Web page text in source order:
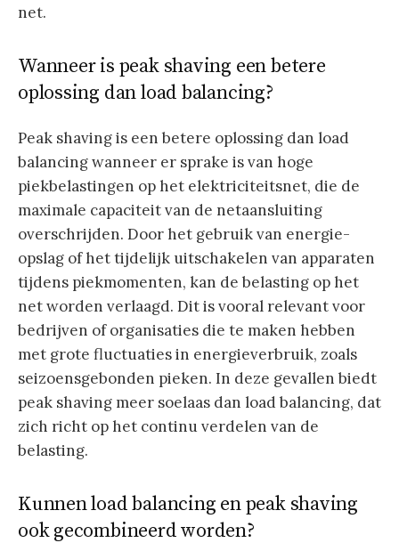
net.
Wanneer is peak shaving een betere
oplossing dan load balancing?
Peak shaving is een betere oplossing dan load
balancing wanneer er sprake is van hoge
piekbelastingen op het elektriciteitsnet, die de
maximale capaciteit van de netaansluiting
overschrijden. Door het gebruik van energie-
opslag of het tijdelijk uitschakelen van apparaten
tijdens piekmomenten, kan de belasting op het
net worden verlaagd. Dit is vooral relevant voor
bedrijven of organisaties die te maken hebben
met grote fluctuaties in energieverbruik, zoals
seizoensgebonden pieken. In deze gevallen biedt
peak shaving meer soelaas dan load balancing, dat
zich richt op het continu verdelen van de
belasting.
Kunnen load balancing en peak shaving
ook gecombineerd worden?